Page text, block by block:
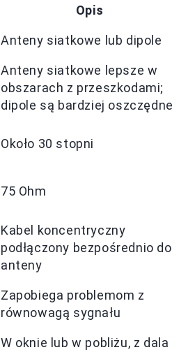
Opis
Anteny siatkowe lub dipole
Anteny siatkowe lepsze w
obszarach z przeszkodami;
dipole są bardziej oszczędne
Około 30 stopni
75 Ohm
Kabel koncentryczny
podłączony bezpośrednio do
anteny
Zapobiega problemom z
równowagą sygnału
W oknie lub w pobliżu, z dala